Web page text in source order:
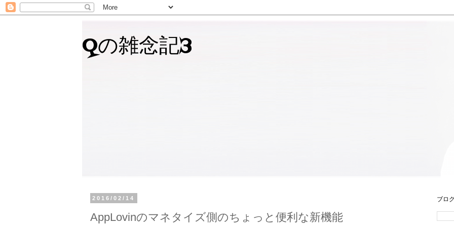
Qの雑念記3
2016/02/14
AppLovinのマネタイズ側のちょっと便利な新機能
ブロ